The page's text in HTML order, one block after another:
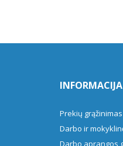
INFORMACIJA
Prekių grąžinimas
Darbo ir
Darbo aprangos